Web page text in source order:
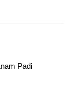
Padi